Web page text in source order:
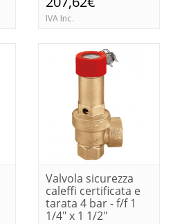
IVA Inc.
Valvola sicurezza
caleffi certificata e
tarata 4 bar - f/f 1
1/4" x 1 1/2"